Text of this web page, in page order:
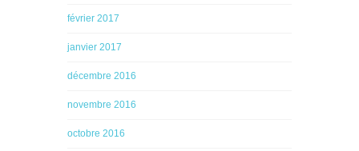
février 2017
janvier 2017
décembre 2016
novembre 2016
octobre 2016